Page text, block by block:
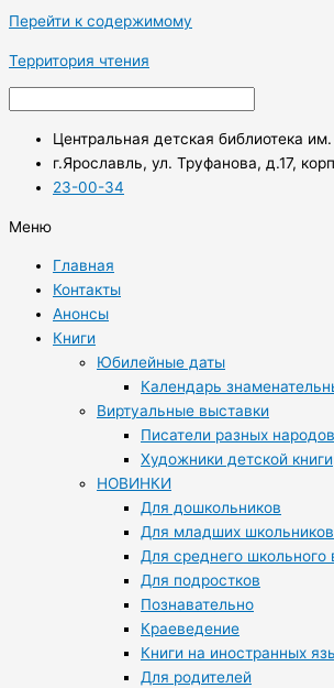
Перейти к содержимому
Территория чтения
Центральная детская библиотека
г.Ярославль, ул. Труфанова, д.17,
23-00-34
Меню
Главная
Контакты
Анонсы
Книги
Юбилейные даты
Календарь
Виртуальные выставки
Писатели разных народов
Художники детской книги
НОВИНКИ
Для дошкольников
Для младших школьников
Для среднего школьного
Для подростков
Познавательно
Краеведение
Книги на иностранных
Для родителей